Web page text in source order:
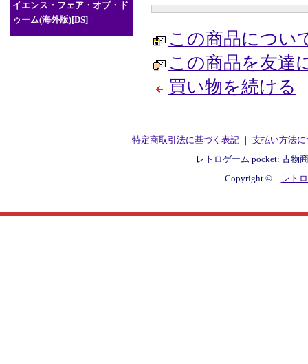
イエンス・フェア・オブ・ド
ゥーム(海外版)[DS]
この商品につい
この商品を友達
買い物を続ける
特定商取引法に基づく表記｜ 支払い方法に
レトロゲーム pocket: 古物
Copyright ©
レト